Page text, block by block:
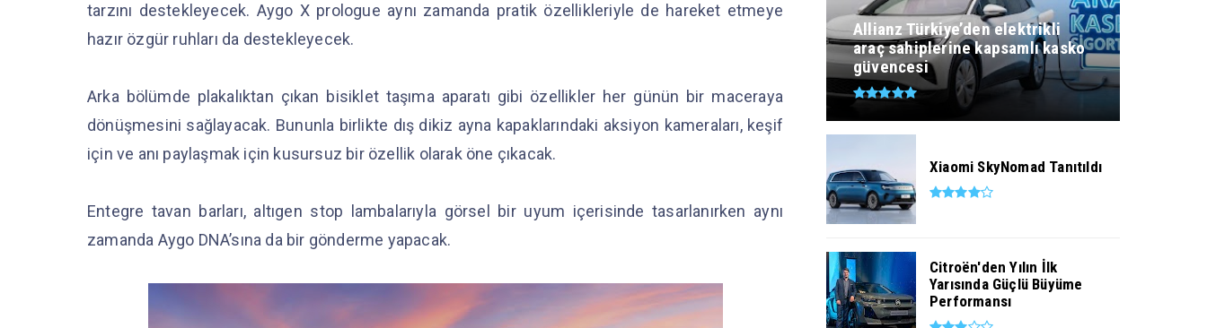
tarzını destekleyecek. Aygo X prologue aynı zamanda pratik özellikleriyle de hareket etmeye
hazır özgür ruhları da destekleyecek.
Arka bölümde plakalıktan çıkan bisiklet taşıma aparatı gibi özellikler her günün bir maceraya
dönüşmesini sağlayacak. Bununla birlikte dış dikiz ayna kapaklarındaki aksiyon kameraları, keşif
için ve anı paylaşmak için kusursuz bir özellik olarak öne çıkacak.
Entegre tavan barları, altıgen stop lambalarıyla görsel bir uyum içerisinde tasarlanırken aynı
zamanda Aygo DNA’sına da bir gönderme yapacak.
Allianz Türkiye’den elektrikli
araç sahiplerine kapsamlı kasko
güvencesi
Xiaomi SkyNomad Tanıtıldı
Citroën'den Yılın İlk
Yarısında Güçlü Büyüme
Performansı